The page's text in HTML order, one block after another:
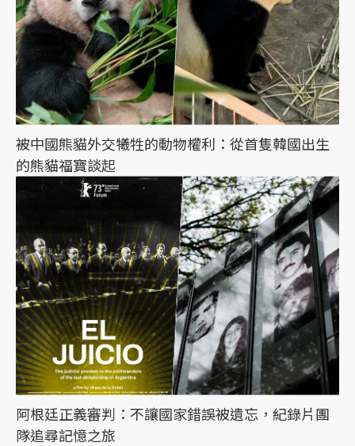
被中國熊貓外交犧牲的動物權利：從首隻韓國出生
的熊貓福寶談起
阿根廷正義審判：不讓國家錯誤被遺忘，紀錄片團
隊追尋記憶之旅